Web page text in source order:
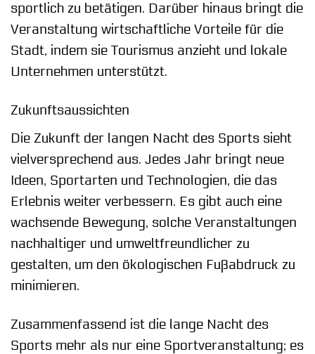
sportlich zu betätigen. Darüber hinaus bringt die
Veranstaltung wirtschaftliche Vorteile für die
Stadt, indem sie Tourismus anzieht und lokale
Unternehmen unterstützt.
Zukunftsaussichten
Die Zukunft der langen Nacht des Sports sieht
vielversprechend aus. Jedes Jahr bringt neue
Ideen, Sportarten und Technologien, die das
Erlebnis weiter verbessern. Es gibt auch eine
wachsende Bewegung, solche Veranstaltungen
nachhaltiger und umweltfreundlicher zu
gestalten, um den ökologischen Fußabdruck zu
minimieren.
Zusammenfassend ist die lange Nacht des
Sports mehr als nur eine Sportveranstaltung; es